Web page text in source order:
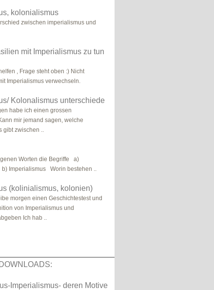
kolonialismus
zwischen imperialismus und
mit Imperialismus zu tun
, Frage steht oben :) Nicht
Imperialismus verwechseln.
Kolonalismus unterschiede
habe ich einen grossen
mir jemand sagen, welche
gibt zwischen ..
Worten die Begriffe a)
Imperialismus Worin bestehen ..
(kolinialismus, kolonien)
morgen einen Geschichtestest und
von Imperialismus und
Ich hab ..
Imperialismus- deren Motive